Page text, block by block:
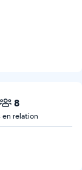
8
en relation